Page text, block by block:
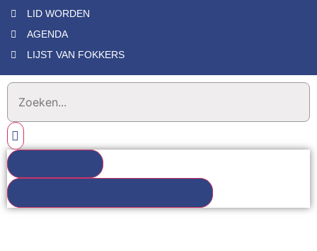
LID WORDEN
AGENDA
LIJST VAN FOKKERS